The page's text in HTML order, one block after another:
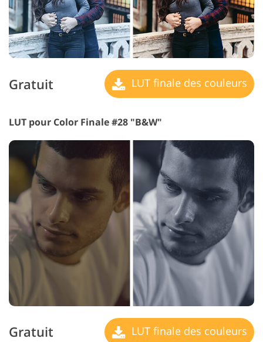
Gratuit LUT finale des couleurs
LUT pour Color Finale #28 "B&W"
Gratuit LUT finale des couleurs